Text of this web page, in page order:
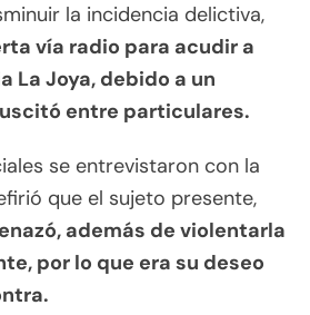
la incidencia delictiva,
vía radio para acudir a
La Joya, debido a un
entre particulares.
se entrevistaron con la
que el sujeto presente,
además de violentarla
por lo que era su deseo